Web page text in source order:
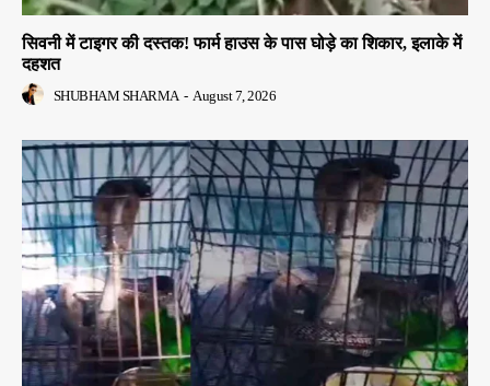
सिवनी में टाइगर की दस्तक! फार्म हाउस के पास घोड़े का शिकार, इलाके में
दहशत
SHUBHAM SHARMA - August 7, 2026